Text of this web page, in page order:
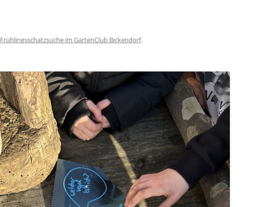
Frühlingsschatzsuche im GartenClub Bickendorf.